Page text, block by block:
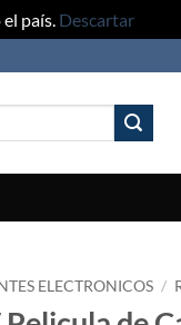
país. Descartar
ELECTRONICOS /